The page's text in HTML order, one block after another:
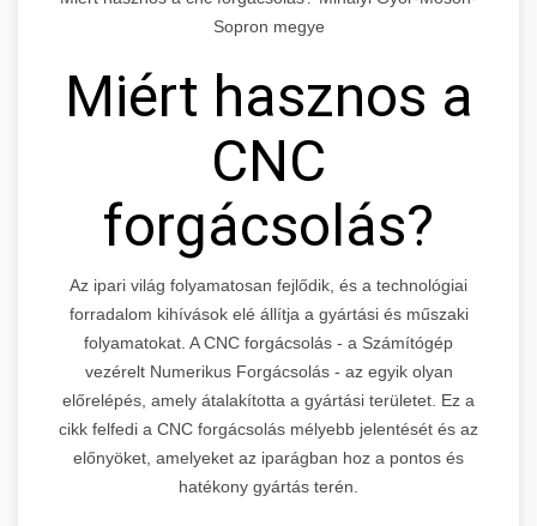
Sopron megye
Miért hasznos a
CNC
forgácsolás?
Az ipari világ folyamatosan fejlődik, és a technológiai
forradalom kihívások elé állítja a gyártási és műszaki
folyamatokat. A CNC forgácsolás - a Számítógép
vezérelt Numerikus Forgácsolás - az egyik olyan
előrelépés, amely átalakította a gyártási területet. Ez a
cikk felfedi a CNC forgácsolás mélyebb jelentését és az
előnyöket, amelyeket az iparágban hoz a pontos és
hatékony gyártás terén.